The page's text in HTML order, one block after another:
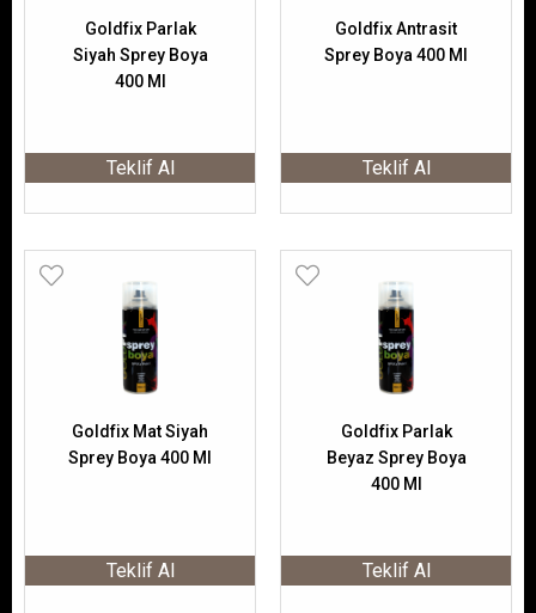
Goldfix Parlak
Siyah Sprey Boya
400 Ml
Teklif Al
Goldfix Antrasit
Sprey Boya 400 Ml
Teklif Al
Goldfix Mat Siyah
Sprey Boya 400 Ml
Teklif Al
Goldfix Parlak
Beyaz Sprey Boya
400 Ml
Teklif Al